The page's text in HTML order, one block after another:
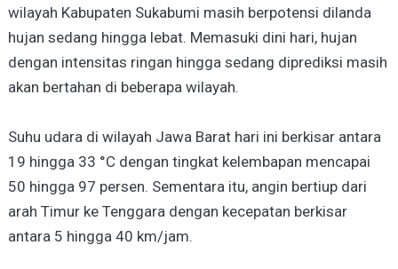
wilayah Kabupaten Sukabumi masih berpotensi dilanda
hujan sedang hingga lebat. Memasuki dini hari, hujan
dengan intensitas ringan hingga sedang diprediksi masih
akan bertahan di beberapa wilayah.
Suhu udara di wilayah Jawa Barat hari ini berkisar antara
19 hingga 33 °C dengan tingkat kelembapan mencapai
50 hingga 97 persen. Sementara itu, angin bertiup dari
arah Timur ke Tenggara dengan kecepatan berkisar
antara 5 hingga 40 km/jam.